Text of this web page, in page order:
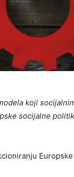
koji
socijalne